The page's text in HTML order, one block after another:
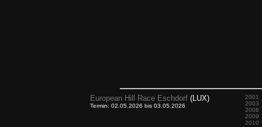
European Hill Race Eschdorf (LUX)
Termin: 02.05.2026 bis 03.05.2026
2001
2003
2008
2009
2010